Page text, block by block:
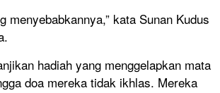
menyebabkannya,” kata Sunan Kudus
hadiah yang menggelapkan mata
doa mereka tidak ikhlas. Mereka